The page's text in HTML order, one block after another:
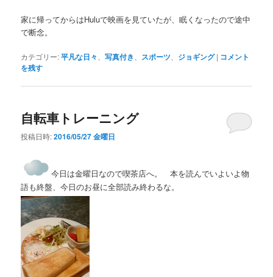
家に帰ってからはHuluで映画を見ていたが、眠くなったので途中
で断念。
カテゴリー:平凡な日々 、写真付き スポーツ ジョギング | コメント
を残す
自転車トレーニング
投稿日時:2016/05/27 金曜日
今日は金曜日なので喫茶店へ。 本を読んでいよいよ物
語も終盤、今日のお昼に全部読み終わるな。